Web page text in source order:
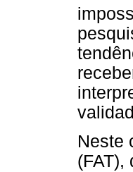
Neste
(FAT),